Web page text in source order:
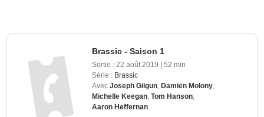
Brassic - Saison 1
Sortie : 22 août 2019 | 52 min
Série : Brassic
Avec Joseph Gilgun Damien Molony
Michelle Keegan Tom Hanson
Aaron Heffernan